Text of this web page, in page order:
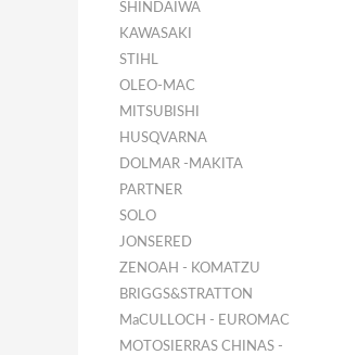
SHINDAIWA
KAWASAKI
STIHL
OLEO-MAC
MITSUBISHI
HUSQVARNA
DOLMAR -MAKITA
PARTNER
SOLO
JONSERED
ZENOAH - KOMATZU
BRIGGS&STRATTON
MaCULLOCH - EUROMAC
MOTOSIERRAS CHINAS -